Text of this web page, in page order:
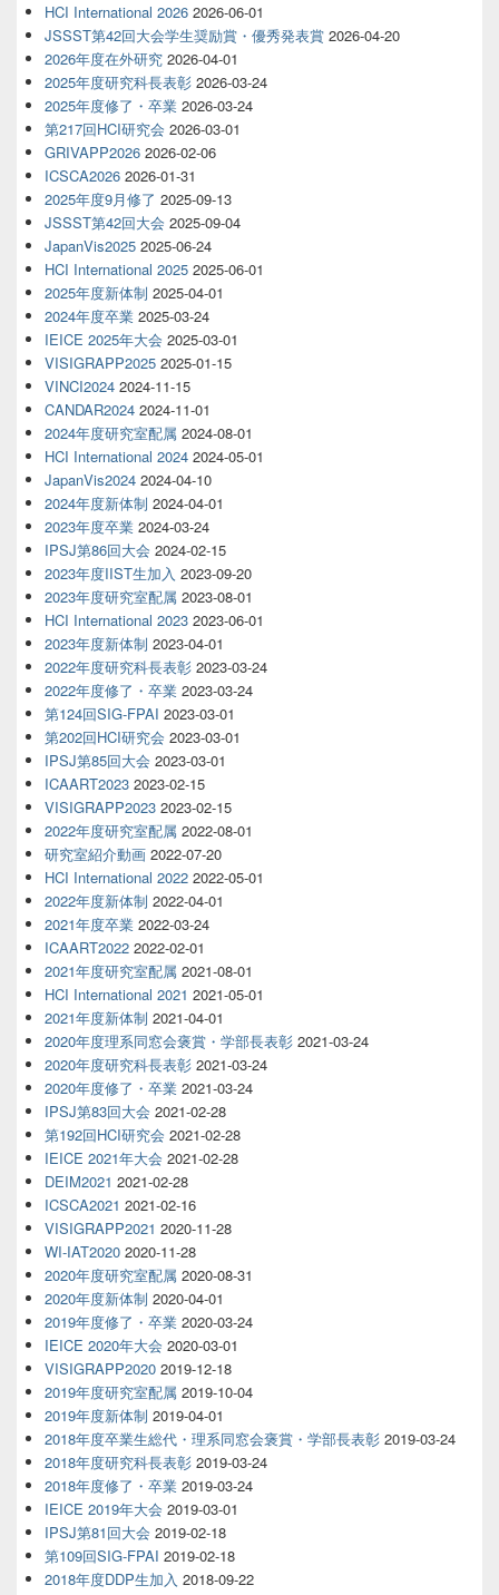
HCI International 2026 2026-06-01
JSSST第42回大会学生奨励賞・優秀発表賞 2026-04-20
2026年度在外研究 2026-04-01
2025年度研究科長表彰 2026-03-24
2025年度修了・卒業 2026-03-24
第217回HCI研究会 2026-03-01
GRIVAPP2026 2026-02-06
ICSCA2026 2026-01-31
2025年度9月修了 2025-09-13
JSSST第42回大会 2025-09-04
JapanVis2025 2025-06-24
HCI International 2025 2025-06-01
2025年度新体制 2025-04-01
2024年度卒業 2025-03-24
IEICE 2025年大会 2025-03-01
VISIGRAPP2025 2025-01-15
VINCI2024 2024-11-15
CANDAR2024 2024-11-01
2024年度研究室配属 2024-08-01
HCI International 2024 2024-05-01
JapanVis2024 2024-04-10
2024年度新体制 2024-04-01
2023年度卒業 2024-03-24
IPSJ第86回大会 2024-02-15
2023年度IIST生加入 2023-09-20
2023年度研究室配属 2023-08-01
HCI International 2023 2023-06-01
2023年度新体制 2023-04-01
2022年度研究科長表彰 2023-03-24
2022年度修了・卒業 2023-03-24
第124回SIG-FPAI 2023-03-01
第202回HCI研究会 2023-03-01
IPSJ第85回大会 2023-03-01
ICAART2023 2023-02-15
VISIGRAPP2023 2023-02-15
2022年度研究室配属 2022-08-01
研究室紹介動画 2022-07-20
HCI International 2022 2022-05-01
2022年度新体制 2022-04-01
2021年度卒業 2022-03-24
ICAART2022 2022-02-01
2021年度研究室配属 2021-08-01
HCI International 2021 2021-05-01
2021年度新体制 2021-04-01
2020年度理系同窓会褒賞・学部長表彰 2021-03-24
2020年度研究科長表彰 2021-03-24
2020年度修了・卒業 2021-03-24
IPSJ第83回大会 2021-02-28
第192回HCI研究会 2021-02-28
IEICE 2021年大会 2021-02-28
DEIM2021 2021-02-28
ICSCA2021 2021-02-16
VISIGRAPP2021 2020-11-28
WI-IAT2020 2020-11-28
2020年度研究室配属 2020-08-31
2020年度新体制 2020-04-01
2019年度修了・卒業 2020-03-24
IEICE 2020年大会 2020-03-01
VISIGRAPP2020 2019-12-18
2019年度研究室配属 2019-10-04
2019年度新体制 2019-04-01
2018年度卒業生総代・理系同窓会褒賞・学部長表彰 2019-03-24
2018年度研究科長表彰 2019-03-24
2018年度修了・卒業 2019-03-24
IEICE 2019年大会 2019-03-01
IPSJ第81回大会 2019-02-18
第109回SIG-FPAI 2019-02-18
2018年度DDP生加入 2018-09-22